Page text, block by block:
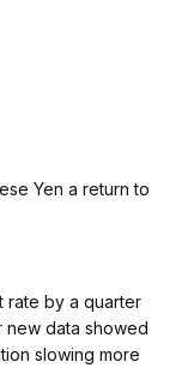
Yen a return to
rate by a quarter
new data showed
slowing more